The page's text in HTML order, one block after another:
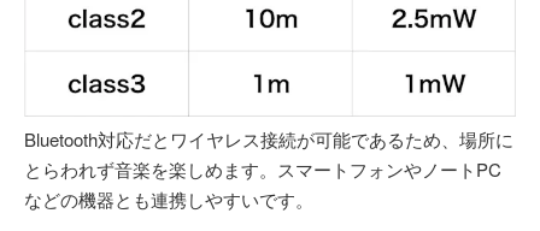
Bluetooth対応だとワイヤレス接続が可能であるため、場所に
とらわれず音楽を楽しめます。スマートフォンやノートPC
などの機器とも連携しやすいです。